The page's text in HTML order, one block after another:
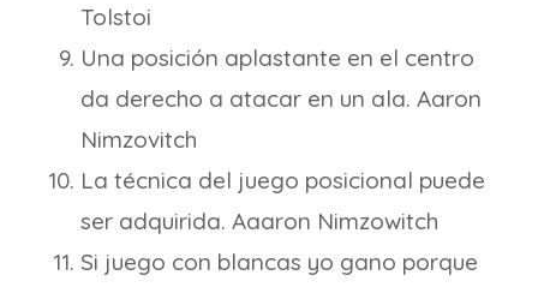
Tolstoi
Una posición aplastante en el centro
da derecho a atacar en un ala. Aaron
Nimzovitch
La técnica del juego posicional puede
ser adquirida. Aaaron Nimzowitch
Si juego con blancas yo gano porque